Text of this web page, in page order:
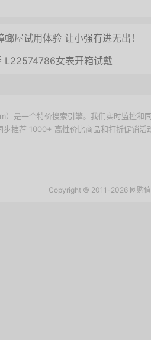
屋试用体验 让小强有进无出！
L22574786女表开箱试戴
）是一个特价搜索引擎。我们实时监控和
步推荐 1000+ 高性价比商品和打折促销
Copyright © 2011-2026 网购